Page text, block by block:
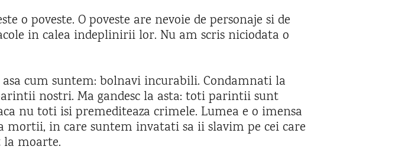
o poveste. O poveste are nevoie de personaje si de
in calea indeplinirii lor. Nu am scris niciodata o
asa cum suntem: bolnavi incurabili. Condamnati la
nostri. Ma gandesc la asta: toti parintii sunt
nu toti isi premediteaza crimele. Lumea e o imensa
mortii, in care suntem invatati sa ii slavim pe cei care
moarte.